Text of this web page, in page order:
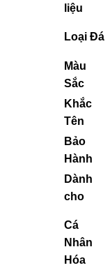
liệu
Loại Đá
Màu
Sắc
Khắc
Tên
Bảo
Hành
Dành
cho
Cá
Nhân
Hóa